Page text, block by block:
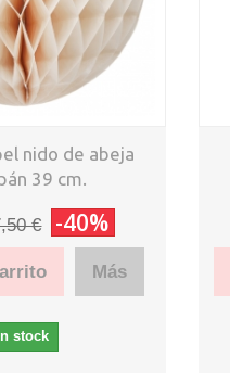
nido de abeja
39 cm.
€ -40%
Más
stock